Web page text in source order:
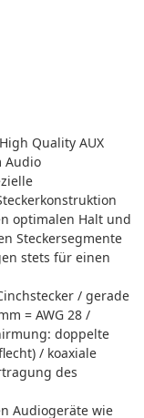
Quality AUX
Audio
optimalen Halt und
Steckersegmente
stets für einen
/ gerade
= AWG 28 /
doppelte
/ koaxiale
des
Audiogeräte wie